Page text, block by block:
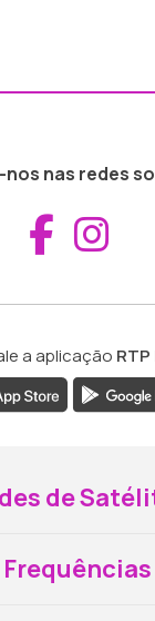
nos nas redes
a aplicação
de
Frequências